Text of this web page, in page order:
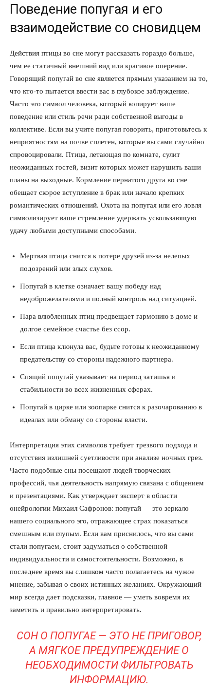
Поведение попугая и его
взаимодействие со сновидцем
Действия птицы во сне могут рассказать гораздо больше,
чем ее статичный внешний вид или красивое оперение.
Говорящий попугай во сне является прямым указанием на то,
что кто-то пытается ввести вас в глубокое заблуждение.
Часто это символ человека, который копирует ваше
поведение или стиль речи ради собственной выгоды в
коллективе. Если вы учите попугая говорить, приготовьтесь к
неприятностям на почве сплетен, которые вы сами случайно
спровоцировали. Птица, летающая по комнате, сулит
неожиданных гостей, визит которых может нарушить ваши
планы на выходные. Кормление пернатого друга во сне
обещает скорое вступление в брак или начало крепких
романтических отношений. Охота на попугая или его ловля
символизирует ваше стремление удержать ускользающую
удачу любыми доступными способами.
Мертвая птица снится к потере друзей из-за нелепых
подозрений или злых слухов.
Попугай в клетке означает вашу победу над
недоброжелателями и полный контроль над ситуацией.
Пара влюбленных птиц предвещает гармонию в доме и
долгое семейное счастье без ссор.
Если птица клюнула вас, будьте готовы к неожиданному
предательству со стороны надежного партнера.
Спящий попугай указывает на период затишья и
стабильности во всех жизненных сферах.
Попугай в цирке или зоопарке снится к разочарованию в
идеалах или обману со стороны власти.
Интерпретация этих символов требует трезвого подхода и
отсутствия излишней суетливости при анализе ночных грез.
Часто подобные сны посещают людей творческих
профессий, чья деятельность напрямую связана с общением
и презентациями. Как утверждает эксперт в области
онейрологии Михаил Сафронов: попугай — это зеркало
нашего социального эго, отражающее страх показаться
смешным или глупым. Если вам приснилось, что вы сами
стали попугаем, стоит задуматься о собственной
индивидуальности и самостоятельности. Возможно, в
последнее время вы слишком часто полагаетесь на чужое
мнение, забывая о своих истинных желаниях. Окружающий
мир всегда дает подсказки, главное — уметь вовремя их
заметить и правильно интерпретировать.
СОН О ПОПУГАЕ — ЭТО НЕ ПРИГОВОР,
А МЯГКОЕ ПРЕДУПРЕЖДЕНИЕ О
НЕОБХОДИМОСТИ ФИЛЬТРОВАТЬ
ИНФОРМАЦИЮ.